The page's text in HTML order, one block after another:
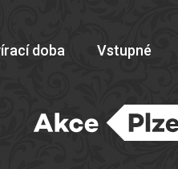
doba Vstupné